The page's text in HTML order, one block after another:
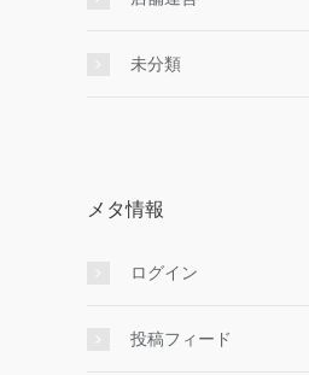
未分類
メタ情報
ログイン
投稿フィード